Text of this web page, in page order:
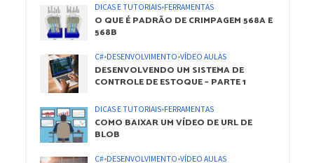
DICAS E TUTORIAIS•FERRAMENTAS
O QUE É PADRÃO DE CRIMPAGEM 568A E
568B
C#•DESENVOLVIMENTO•VÍDEO AULAS
DESENVOLVENDO UM SISTEMA DE
CONTROLE DE ESTOQUE – PARTE 1
DICAS E TUTORIAIS•FERRAMENTAS
COMO BAIXAR UM VÍDEO DE URL DE
BLOB
C#•DESENVOLVIMENTO•VÍDEO AULAS